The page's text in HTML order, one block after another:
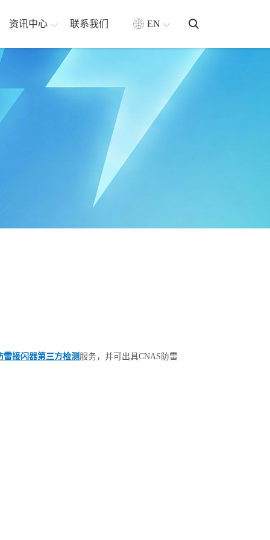
资讯中心 联系我们 EN
雷接闪器第三方检测 服务，并可出具CNAS防雷